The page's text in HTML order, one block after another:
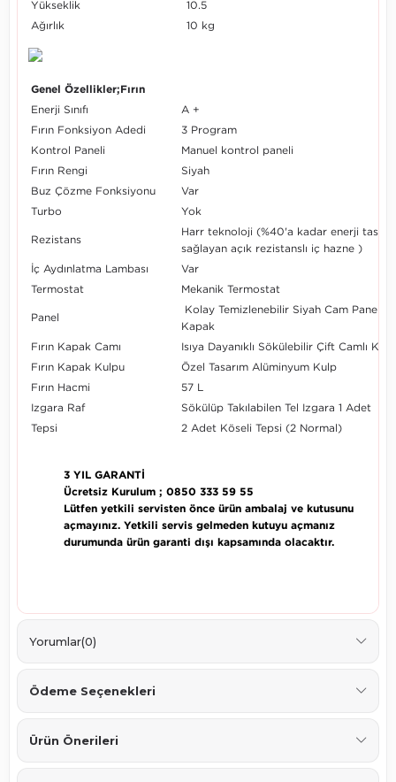
Yükseklik 10.5
Ağırlık 10 kg
Genel Özellikler;Fırın
Enerji Sınıfı A +
Fırın Fonksiyon Adedi 3 Program
Kontrol Paneli Manuel kontrol paneli
Fırın Rengi Siyah
Buz Çözme Fonksiyonu Var
Turbo Yok
Rezistans
Harr teknoloji (%40'a kadar enerji
sağlayan açık rezistanslı iç hazne )
İç Aydınlatma Lambası Var
Termostat Mekanik Termostat
Panel
Kolay Temizlenebilir Siyah Cam Panel ve
Kapak
Fırın Kapak Camı Isıya Dayanıklı Sökülebilir Çift Camlı
Fırın Kapak Kulpu Özel Tasarım Alüminyum Kulp
Fırın Hacmi 57 L
Izgara Raf Sökülüp Takılabilen Tel Izgara 1 Adet
Tepsi 2 Adet Köseli Tepsi (2 Normal )
3 YIL GARANTİ
Ücretsiz Kurulum ; 0850 333 59 55
Lütfen yetkili servisten önce ürün ambalaj ve kutusunu
açmayınız. Yetkili servis gelmeden kutuyu açmanız
durumunda ürün garanti dışı kapsamında olacaktır.
Yorumlar(0)
Ödeme Seçenekleri
Ürün Önerileri